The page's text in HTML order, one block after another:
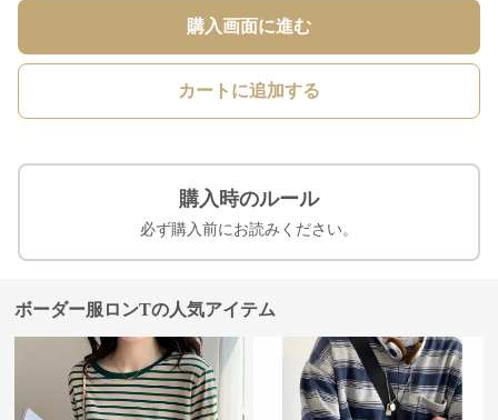
購入画面に進む
カートに追加する
購入時のルール
必ず購入前にお読みください。
ボーダー服ロンTの人気アイテム